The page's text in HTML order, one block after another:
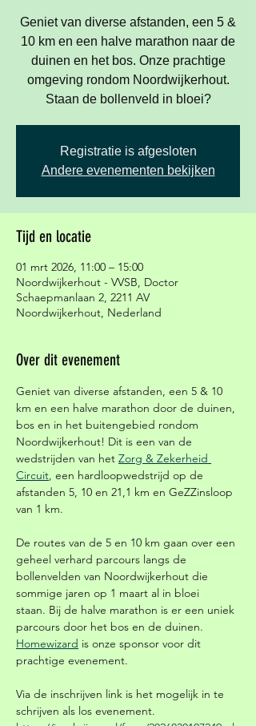
Geniet van diverse afstanden, een 5 &
10 km en een halve marathon naar de
duinen en het bos. Onze prachtige
omgeving rondom Noordwijkerhout.
Staan de bollenveld in bloei?
Registratie is afgesloten
Andere evenementen bekijken
Tijd en locatie
01 mrt 2026, 11:00 – 15:00
Noordwijkerhout - VVSB, Doctor
Schaepmanlaan 2, 2211 AV
Noordwijkerhout, Nederland
Over dit evenement
Geniet van diverse afstanden, een 5 & 10
km en een halve marathon door de duinen,
bos en in het buitengebied rondom
Noordwijkerhout! Dit is een van de
wedstrijden van het Zorg & Zekerheid
Circuit, een hardloopwedstrijd op de
afstanden 5, 10 en 21,1 km en GeZZinsloop
van 1 km.
De routes van de 5 en 10 km gaan over een
geheel verhard parcours langs de
bollenvelden van Noordwijkerhout die
sommige jaren op 1 maart al in bloei
staan. Bij de halve marathon is er een uniek
parcours door het bos en de duinen.
Homewizard is onze sponsor voor dit
prachtige evenement.
Via de inschrijven link is het mogelijk in te
schrijven als los evenement.